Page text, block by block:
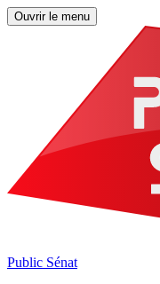
Ouvrir le menu
Public Sénat